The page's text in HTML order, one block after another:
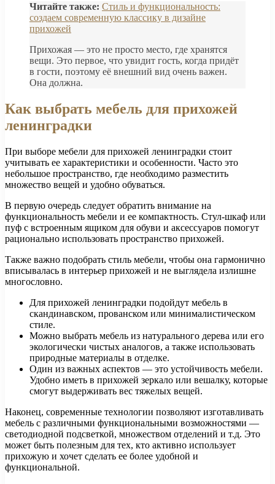
Читайте также: Стиль и функциональность:
создаем современную классику в дизайне
прихожей
Прихожая — это не просто место, где хранятся
вещи. Это первое, что увидит гость, когда придёт
в гости, поэтому её внешний вид очень важен.
Она должна.
Как выбрать мебель для прихожей
ленинградки
При выборе мебели для прихожей ленинградки стоит
учитывать ее характеристики и особенности. Часто это
небольшое пространство, где необходимо разместить
множество вещей и удобно обуваться.
В первую очередь следует обратить внимание на
функциональность мебели и ее компактность. Стул-шкаф или
пуф с встроенным ящиком для обуви и аксессуаров помогут
рационально использовать пространство прихожей.
Также важно подобрать стиль мебели, чтобы она гармонично
вписывалась в интерьер прихожей и не выглядела излишне
многословно.
Для прихожей ленинградки подойдут мебель в
скандинавском, прованском или минималистическом
стиле.
Можно выбрать мебель из натурального дерева или его
экологически чистых аналогов, а также использовать
природные материалы в отделке.
Один из важных аспектов — это устойчивость мебели.
Удобно иметь в прихожей зеркало или вешалку, которые
смогут выдерживать вес тяжелых вещей.
Наконец, современные технологии позволяют изготавливать
мебель с различными функциональными возможностями —
светодиодной подсветкой, множеством отделений и т.д. Это
может быть полезным для тех, кто активно использует
прихожую и хочет сделать ее более удобной и
функциональной.